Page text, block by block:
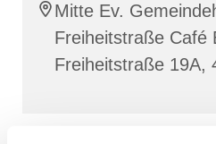
Mitte Ev.
Freiheitstraße Café
Freiheitstraße 19A,